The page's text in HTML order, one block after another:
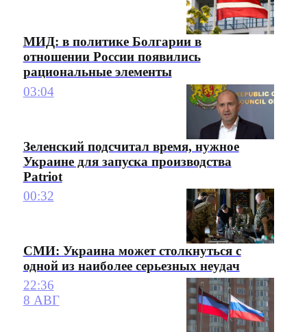
МИД: в политике Болгарии в
отношении России появились
рациональные элементы
03:04
Зеленский подсчитал время, нужное
Украине для запуска производства
Patriot
00:32
СМИ: Украина может столкнуться с
одной из наиболее серьезных неудач
22:36
8 АВГ